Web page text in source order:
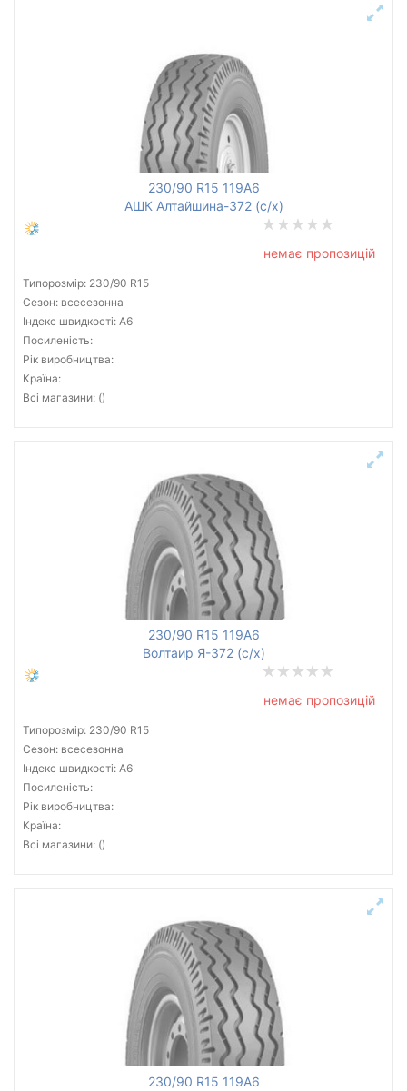
230/90 R15 119A6
АШК Алтайшина-372 (с/х)
немає пропозицій
Типорозмір: 230/90 R15
Сезон: всесезонна
Індекс швидкості: A6
Посиленість:
Рік виробництва:
Країна:
Всі магазини: ()
230/90 R15 119A6
Волтаир Я-372 (с/х)
немає пропозицій
Типорозмір: 230/90 R15
Сезон: всесезонна
Індекс швидкості: A6
Посиленість:
Рік виробництва:
Країна:
Всі магазини: ()
230/90 R15 119A6